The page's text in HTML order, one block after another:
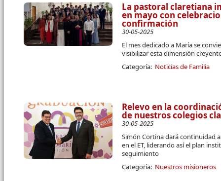
La pastoral claretiana
en mayo con
confirmación
30-05-2025
El mes dedicado a María se
visibilizar esta dimensión
Categoría: Noticias de Familia
Relevo en la
de nuestros colegios
30-05-2025
Simón Cortina dará continuidad
en el ET, liderando así el plan
seguimiento
Categoría: Nuestros misioneros